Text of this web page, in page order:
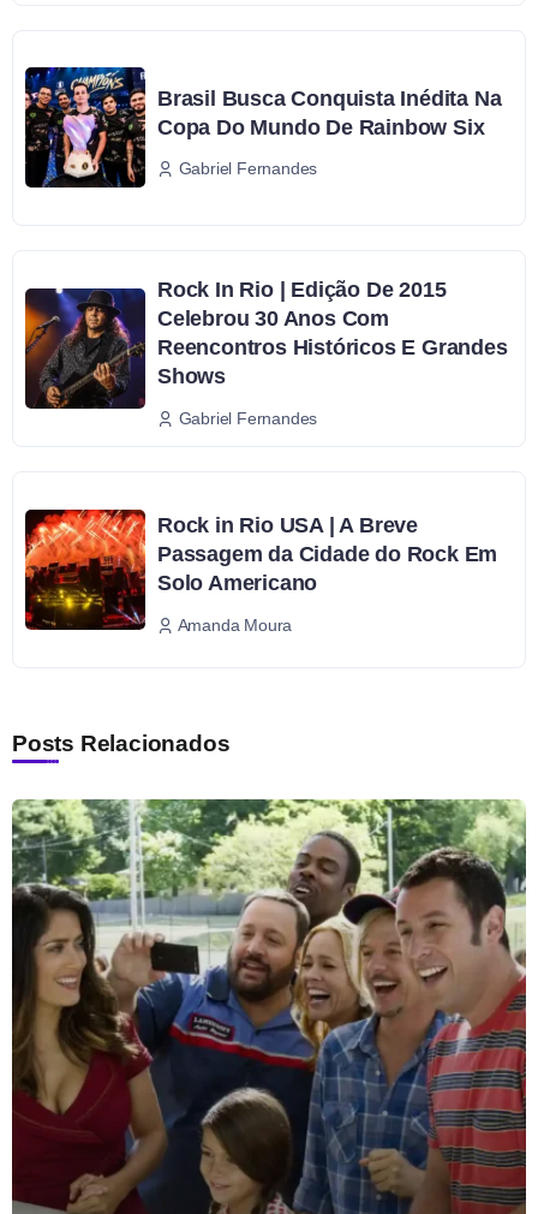
Brasil Busca Conquista Inédita Na
Copa Do Mundo De Rainbow Six
Gabriel Fernandes
Rock In Rio | Edição De 2015
Celebrou 30 Anos Com
Reencontros Históricos E Grandes
Shows
Gabriel Fernandes
Rock in Rio USA | A Breve
Passagem da Cidade do Rock Em
Solo Americano
Amanda Moura
Posts Relacionados